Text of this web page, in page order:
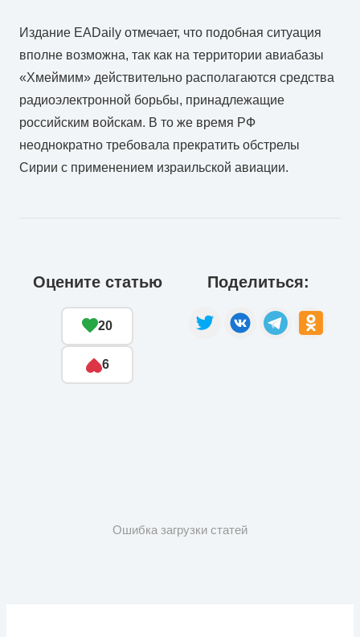
Издание EADaily отмечает, что подобная ситуация
вполне возможна, так как на территории авиабазы
«Хмеймим» действительно располагаются средства
радиоэлектронной борьбы, принадлежащие
российским войскам. В то же время РФ
неоднократно требовала прекратить обстрелы
Сирии с применением израильской авиации.
Оцените статью
20
6
Поделиться:
Ошибка загрузки статей